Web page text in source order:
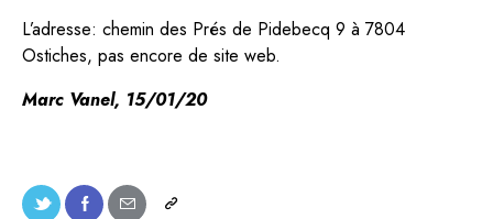
L’adresse: chemin des Prés de Pidebecq 9 à 7804
Ostiches, pas encore de site web.
Marc Vanel, 15/01/20